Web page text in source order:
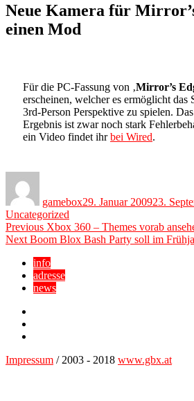
Neue Kamera für
einen Mod
Für die PC-Fassung von ‚Mirror’s
erscheinen, welcher es ermöglicht das
3rd-Person Perspektive zu spielen.
Ergebnis ist zwar noch stark
ein Video findet ihrbei Wired.
gamebox29. Januar 200923.
Uncategorized
Beitragsnavigation
Previous Previous
post:
Xbox 360 – Themes vorab
Next Next
Boom Blox Bash Party soll im
info
adresse
news
Impressum / 2003 - 2018 www.gbx.at